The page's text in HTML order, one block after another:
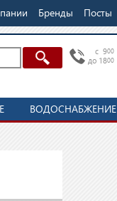
Бренды Посты
c 900
до 1800
ВОДОСНАБЖЕНИЕ